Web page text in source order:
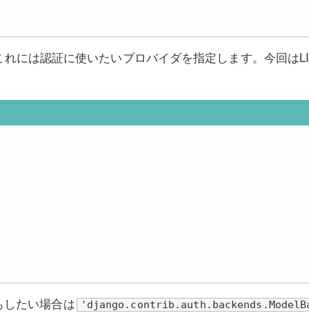
れには認証に使いたいプロバイダを指定します。今回は
たい場合は